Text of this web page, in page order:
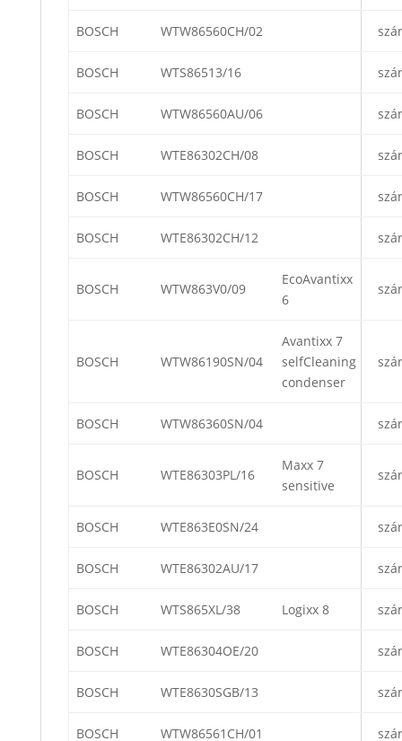
BOSCH WTW86560CH/02
BOSCH WTS86513/16
BOSCH WTW86560AU/06
BOSCH WTE86302CH/08
BOSCH WTW86560CH/17
BOSCH WTE86302CH/12
BOSCH WTW863V0/09
EcoAvantixx
6
BOSCH WTW86190SN/04
Avantixx 7
selfCleaning
condenser
BOSCH WTW86360SN/04
BOSCH WTE86303PL/16
Maxx 7
sensitive
BOSCH WTE863E0SN/24
BOSCH WTE86302AU/17
BOSCH WTS865XL/38 Logixx 8
BOSCH WTE86304OE/20
BOSCH WTE8630SGB/13
BOSCH WTW86561CH/01